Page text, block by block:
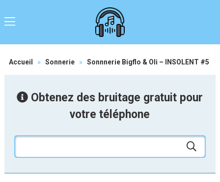
Accueil » Sonnerie » Sonnnerie Bigflo & Oli – INSOLENT #5
Obtenez des bruitage gratuit pour
votre téléphone